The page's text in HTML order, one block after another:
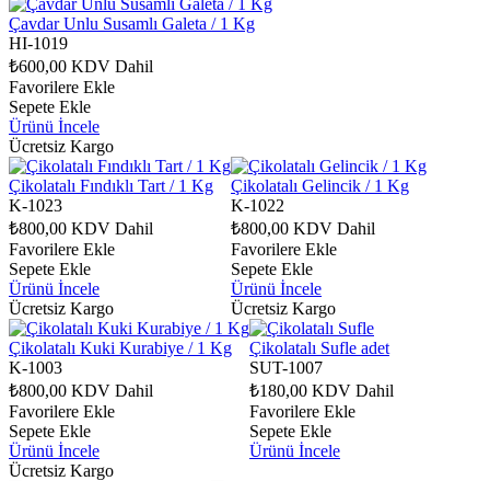
Çavdar Unlu Susamlı Galeta / 1 Kg
HI-1019
₺600,00 KDV Dahil
Favorilere Ekle
Sepete Ekle
Ürünü İncele
Ücretsiz Kargo
Çikolatalı Fındıklı Tart / 1 Kg
K-1023
₺800,00 KDV Dahil
Favorilere Ekle
Sepete Ekle
Ürünü İncele
Ücretsiz Kargo
Çikolatalı Gelincik / 1 Kg
K-1022
₺800,00 KDV Dahil
Favorilere Ekle
Sepete Ekle
Ürünü İncele
Ücretsiz Kargo
Çikolatalı Kuki Kurabiye / 1 Kg
K-1003
₺800,00 KDV Dahil
Favorilere Ekle
Sepete Ekle
Ürünü İncele
Ücretsiz Kargo
Çikolatalı Sufle adet
SUT-1007
₺180,00 KDV Dahil
Favorilere Ekle
Sepete Ekle
Ürünü İncele